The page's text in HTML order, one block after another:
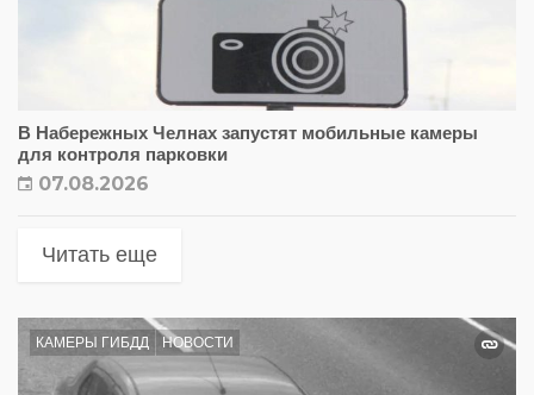
В Набережных Челнах запустят мобильные камеры
для контроля парковки
07.08.2026
Читать еще
КАМЕРЫ ГИБДД НОВОСТИ